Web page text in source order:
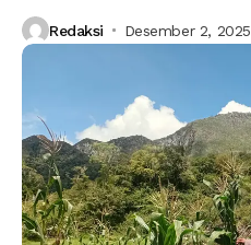
Redaksi Desember 2, 2025